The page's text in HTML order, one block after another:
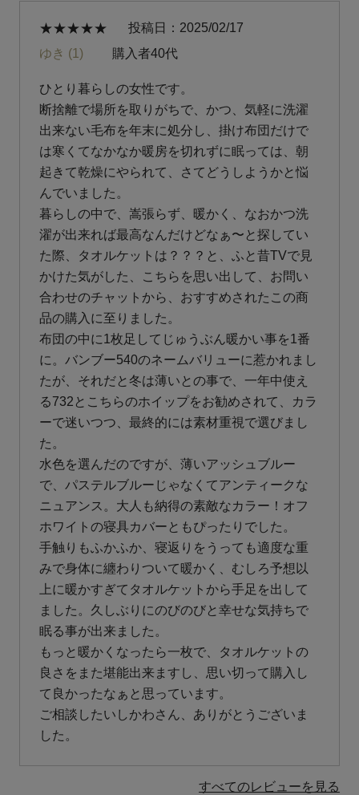
ゆき 1 購入者40代
投稿日 2025/02/17
ひとり暮らしの女性です。
断捨離で場所を取りがちで、かつ、気軽に洗濯
出来ない毛布を年末に処分し、掛け布団だけで
は寒くてなかなか暖房を切れずに眠っては、朝
起きて乾燥にやられて、さてどうしようかと悩
んでいました。
暮らしの中で、嵩張らず、暖かく、なおかつ洗
濯が出来れば最高なんだけどなぁ〜と探してい
た際、タオルケットは？？？と、ふと昔TVで見
かけた気がした、こちらを思い出して、お問い
合わせのチャットから、おすすめされたこの商
品の購入に至りました。
布団の中に1枚足してじゅうぶん暖かい事を1番
に。バンブー540のネームバリューに惹かれまし
たが、それだと冬は薄いとの事で、一年中使え
る732とこちらのホイップをお勧めされて、カラ
ーで迷いつつ、最終的には素材重視で選びまし
た。
水色を選んだのですが、薄いアッシュブルー
で、パステルブルーじゃなくてアンティークな
ニュアンス。大人も納得の素敵なカラー！オフ
ホワイトの寝具カバーともぴったりでした。
手触りもふかふか、寝返りをうっても適度な重
みで身体に纏わりついて暖かく、むしろ予想以
上に暖かすぎてタオルケットから手足を出して
ました。久しぶりにのびのびと幸せな気持ちで
眠る事が出来ました。
もっと暖かくなったら一枚で、タオルケットの
良さをまた堪能出来ますし、思い切って購入し
て良かったなぁと思っています。
ご相談したいしかわさん、ありがとうございま
した。
すべてのレビューを見る